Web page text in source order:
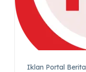
Iklan Portal Berita